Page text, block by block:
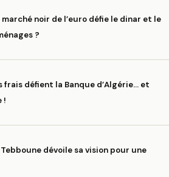
noir de l’euro défie le dinar et le
?
défient la Banque d’Algérie… et
!
dévoile sa vision pour une